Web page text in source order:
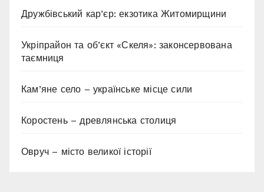
Дружбівський кар’єр: екзотика Житомирщини
Укріпрайон та об’єкт «Скеля»: законсервована
таємниця
Кам’яне село – українське місце сили
Коростень – древлянська столиця
Овруч – місто великої історії